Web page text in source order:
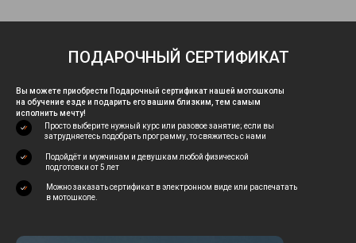
Вы можете приобрести Подарочный сертификат нашей мотошколы
на обучение езде и подарить его вашим близким, тем самым
исполнить мечту!
Можно заказать сертификат в электронном виде или распечатать
в мотошколе.
Подойдёт и мужчинам и девушкам любой физической
подготовки от 5 лет
Просто выберите нужный курс или разовое занятие; если вы
затрудняетесь подобрать программу, то свяжитесь с нами
ПОДАРОЧНЫЙ СЕРТИФИКАТ